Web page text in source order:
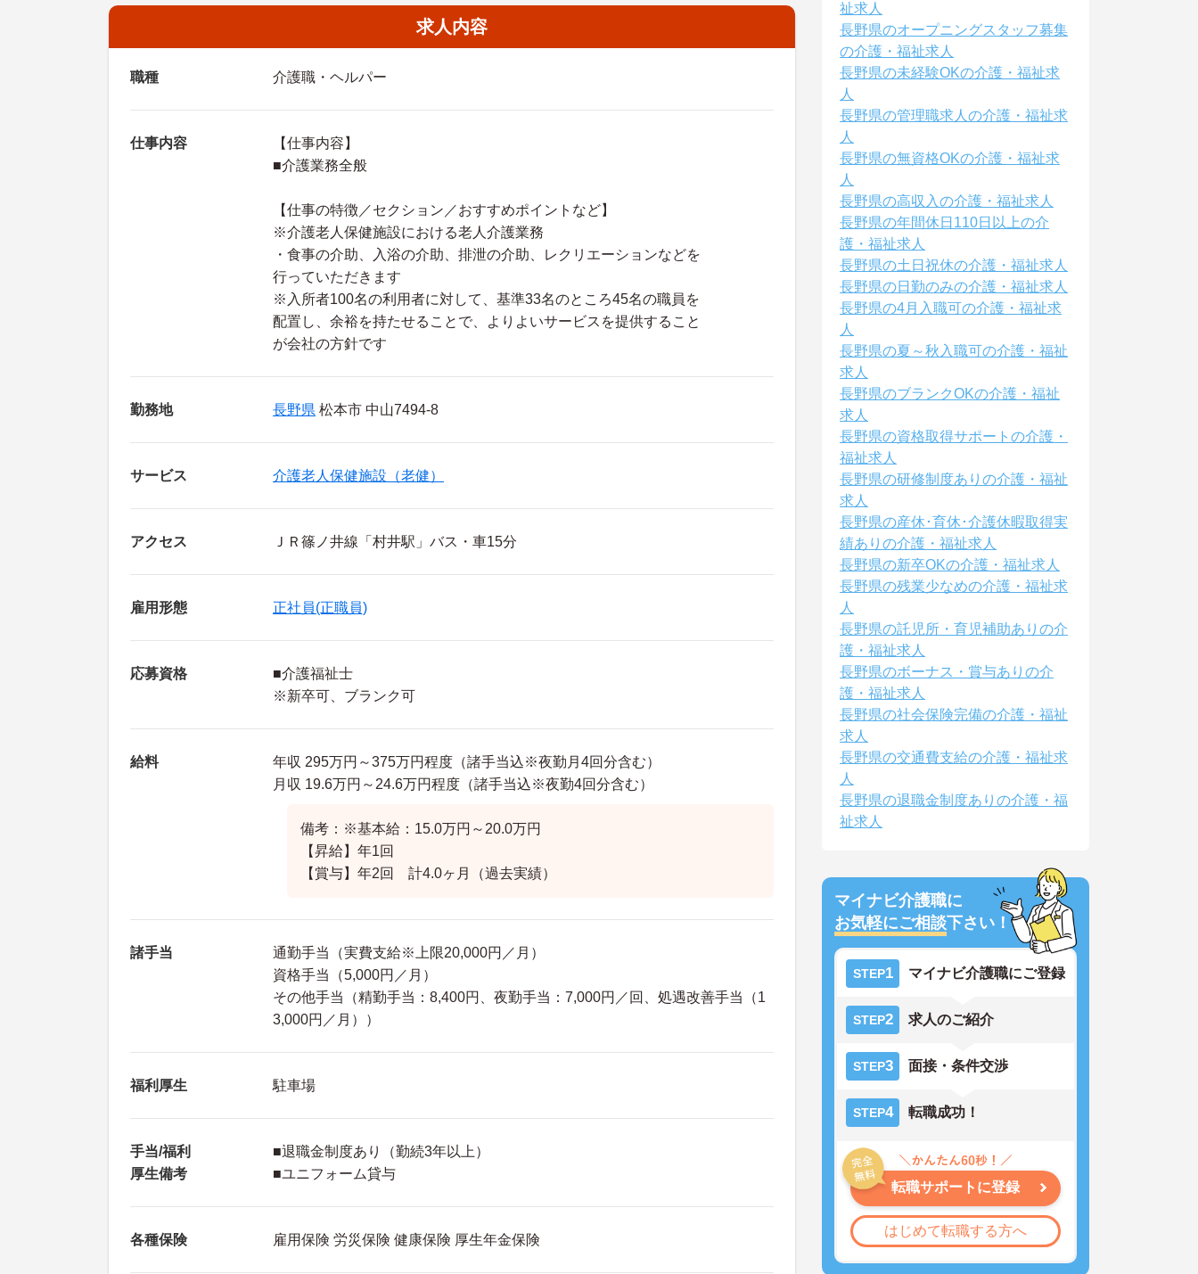
求人内容
職種 介護職・ヘルパー
仕事内容
【仕事内容】
■介護業務全般
【仕事の特徴／セクション／おすすめポイントなど】
※介護老人保健施設における老人介護業務
・食事の介助、入浴の介助、排泄の介助、レクリエーションなどを
行っていただきます
※入所者100名の利用者に対して、基準33名のところ45名の職員を
配置し、余裕を持たせることで、よりよいサービスを提供すること
が会社の方針です
勤務地 長野県 松本市 中山7494-8
サービス 介護老人保健施設（老健）
アクセス ＪＲ篠ノ井線「村井駅」バス・車15分
雇用形態 正社員(正職員)
応募資格
■介護福祉士
※新卒可、ブランク可
給料
年収 295万円～375万円程度（諸手当込※夜勤月4回分含む）
月収 19.6万円～24.6万円程度（諸手当込※夜勤4回分含む）
備考：※基本給：15.0万円～20.0万円
【昇給】年1回
【賞与】年2回 計4.0ヶ月（過去実績）
諸手当
通勤手当（実費支給※上限20,000円／月）
資格手当（5,000円／月）
その他手当（精勤手当：8,400円、夜勤手当：7,000円／回、処遇改善手当（1
3,000円／月））
福利厚生 駐車場
手当/福利
厚生備考
■退職金制度あり（勤続3年以上）
■ユニフォーム貸与
各種保険 雇用保険 労災保険 健康保険 厚生年金保険
祉求人
長野県のオープニングスタッフ募集
の介護・福祉求人
長野県の未経験OKの介護・福祉求
人
長野県の管理職求人の介護・福祉求
人
長野県の無資格OKの介護・福祉求
人
長野県の高収入の介護・福祉求人
長野県の年間休日110日以上の介
護・福祉求人
長野県の土日祝休の介護・福祉求人
長野県の日勤のみの介護・福祉求人
長野県の4月入職可の介護・福祉求
人
長野県の夏～秋入職可の介護・福祉
求人
長野県のブランクOKの介護・福祉
求人
長野県の資格取得サポートの介護・
福祉求人
長野県の研修制度ありの介護・福祉
求人
長野県の産休･育休･介護休暇取得実
績ありの介護・福祉求人
長野県の新卒OKの介護・福祉求人
長野県の残業少なめの介護・福祉求
人
長野県の託児所・育児補助ありの介
護・福祉求人
長野県のボーナス・賞与ありの介
護・福祉求人
長野県の社会保険完備の介護・福祉
求人
長野県の交通費支給の介護・福祉求
人
長野県の退職金制度ありの介護・福
祉求人
マイナビ介護職に
お気軽にご相談下さい！
STEP1 マイナビ介護職にご登録
STEP2 求人のご紹介
STEP3 面接・条件交渉
STEP4 転職成功！
転職サポートに登録
はじめて転職する方へ